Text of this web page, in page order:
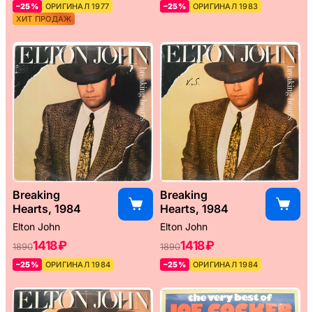
–25%
ОРИГИНАЛ 1977
ХИТ ПРОДАЖ
–25% ОРИГИНАЛ 1983
Breaking
Hearts, 1984
Elton John
18901418 ₽
–25% ОРИГИНАЛ 1984
Breaking
Hearts, 1984
Elton John
18901418 ₽
–25% ОРИГИНАЛ 1984